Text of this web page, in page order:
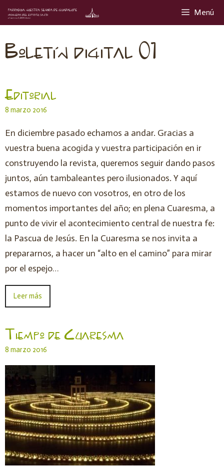
Menú
Boletín digital 01
Editorial
8 marzo 2016
En diciembre pasado echamos a andar. Gracias a
vuestra buena acogida y vuestra participación en ir
construyendo la revista, queremos seguir dando pasos
juntos, aún tambaleantes pero ilusionados. Y aquí
estamos de nuevo con vosotros, en otro de los
momentos importantes del año; en plena Cuaresma, a
punto de vivir el acontecimiento central de nuestra fe:
la Pascua de Jesús. En la Cuaresma se nos invita a
prepararnos, a hacer un “alto en el camino” para mirar
por el espejo…
Leer más
Tiempo de Cuaresma
8 marzo 2016